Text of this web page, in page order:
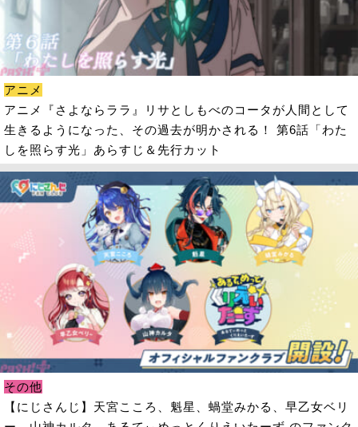
アニメ
アニメ『さよならララ』リサとしもべのコータが人間として
生きるようになった、その過去が明かされる！ 第6話「わた
しを照らす光」あらすじ＆先行カット
その他
【にじさんじ】天宮こころ、魁星、蝸堂みかる、早乙女ベリ